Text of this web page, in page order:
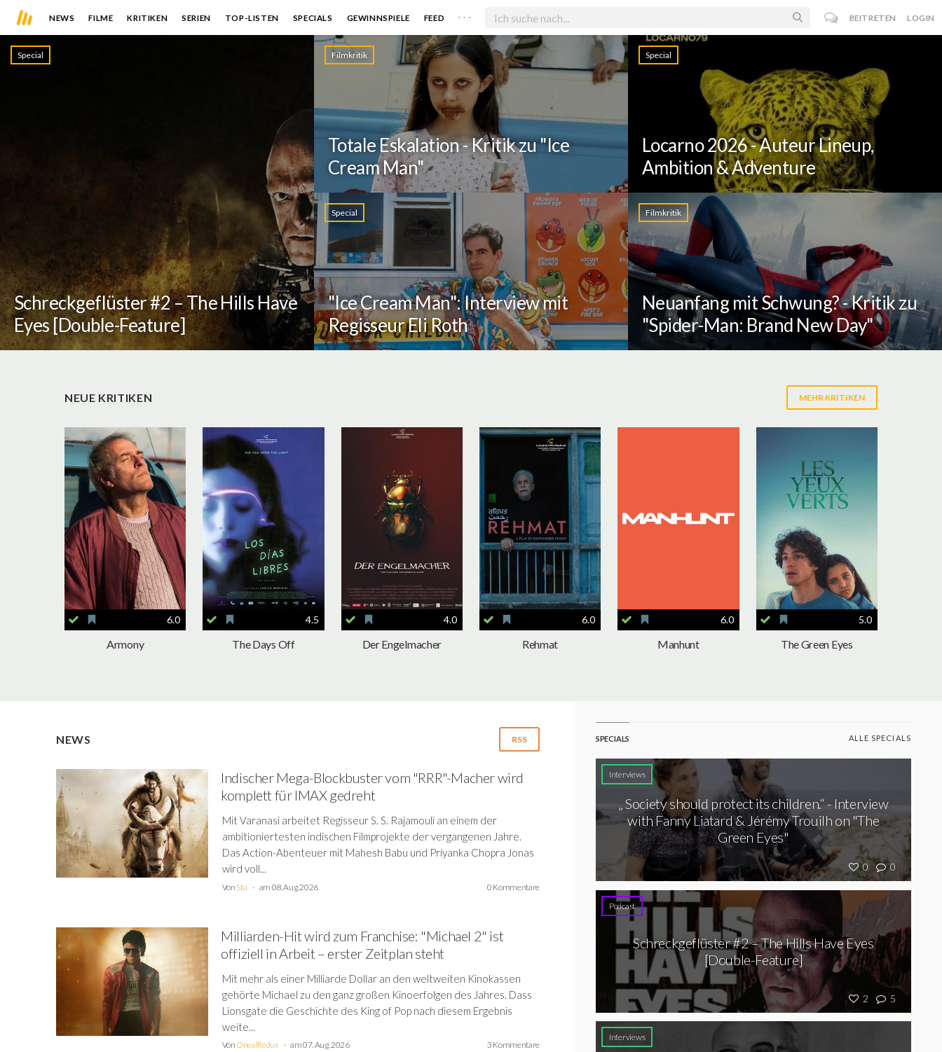
NEWS FILME KRITIKEN SERIEN TOP-LISTEN SPECIALS GEWINNSPIELE FEED . . . BEITRETEN LOGIN
Special
Schreckgeflüster #2 – The Hills Have
Eyes [Double-Feature]
Filmkritik
Totale Eskalation - Kritik zu "Ice
Cream Man"
Special
Locarno 2026 - Auteur Lineup,
Ambition & Adventure
Special
"Ice Cream Man": Interview mit
Regisseur Eli Roth
Filmkritik
Neuanfang mit Schwung? - Kritik zu
"Spider-Man: Brand New Day"
NEUE KRITIKEN MEHR KRITIKEN
6.0
Armony
4.5
The Days Off
4.0
Der Engelmacher
6.0
Rehmat
6.0
Manhunt
5.0
The Green Eyes
NEWS RSS
Indischer Mega-Blockbuster vom "RRR"-Macher wird
komplett für IMAX gedreht
Mit Varanasi arbeitet Regisseur S. S. Rajamouli an einem der
ambitioniertesten indischen Filmprojekte der vergangenen Jahre.
Das Action-Abenteuer mit Mahesh Babu und Priyanka Chopra Jonas
wird voll...
Von Stu am 08. Aug. 2026 0 Kommentare
Milliarden-Hit wird zum Franchise: "Michael 2" ist
offiziell in Arbeit – erster Zeitplan steht
Mit mehr als einer Milliarde Dollar an den weltweiten Kinokassen
gehörte Michael zu den ganz großen Kinoerfolgen des Jahres. Dass
Lionsgate die Geschichte des King of Pop nach diesem Ergebnis
weite...
Von OnealRedux am 07. Aug. 2026 3 Kommentare
SPECIALS ALLE SPECIALS
Interviews
0 0
„ Society should protect its children.“ - Interview
with Fanny Liatard & Jérémy Trouilh on "The
Green Eyes"
Podcast
2 5
Schreckgeflüster #2 – The Hills Have Eyes
[Double-Feature]
Interviews